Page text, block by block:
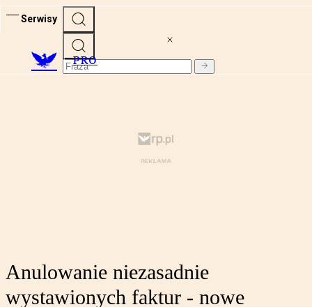
Serwisy
PRO
Anulowanie niezasadnie
wystawionych faktur - nowe